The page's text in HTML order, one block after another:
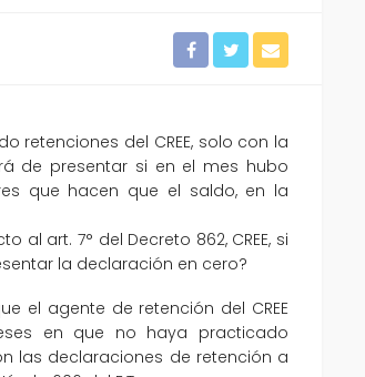
retenciones del CREE, solo con la
de presentar si en el mes hubo
que hacen que el saldo, en la
art. 7° del Decreto 862, CREE, si
la declaración en cero?
el agente de retención del CREE
en que no haya practicado
las declaraciones de retención a